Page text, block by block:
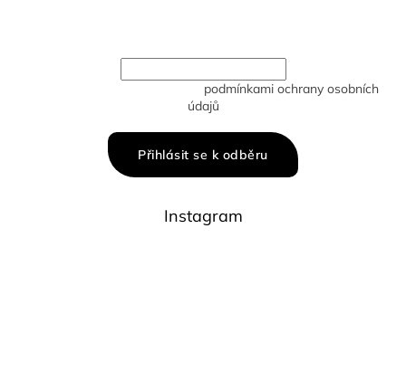
podmínkami ochrany osobních
údajů
Přihlásit se k odběru
Instagram